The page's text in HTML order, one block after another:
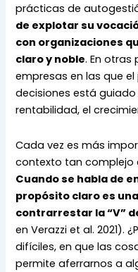
prácticas de
de explotar su
con organizaciones
claro y noble. En otras
empresas en las que
decisiones está
rentabilidad, el
Cada vez es más
Cuando se habla de
propósito claro es
contrarrestar la “V”
en Verazzi et al. 2021).
difíciles, en que las
permite aferrarnos a